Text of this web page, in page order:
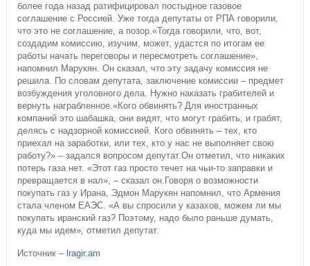
более года назад ратифицировал постыдное газовое
соглашение с Россией. Уже тогда депутаты от РПА говорили,
что это не соглашение, а позор.«Тогда говорили, что, вот,
создадим комиссию, изучим, может, удастся по итогам ее
работы начать переговоры и пересмотреть соглашение»,
напомнил Марукян. Он сказал, что эту задачу комиссия не
решила. По словам депутата, заключение комиссии – предмет
возбуждения уголовного дела. Нужно наказать грабителей и
вернуть награбленное.«Кого обвинять? Для иностранных
компаний это шабашка, они видят, что могут грабить, и грабят,
делясь с надзорной комиссией. Кого обвинять – тех, кто
приехал на заработки, или тех, кто у нас не выполняет свою
работу?» – задался вопросом депутат.Он отметил, что никаких
потерь газа нет. «Этот газ просто течет на чьи-то заправки и
превращается в нал», – сказал он.Говоря о возможности
покупать газ у Ирана, Эдмон Марукян напомнил, что Армения
стала членом ЕАЭС. «А вы спросили у казахов, можем ли мы
покупать иранский газ? Поэтому, надо было раньше думать,
куда мы идем», отметил депутат.
Источник – lragir.am